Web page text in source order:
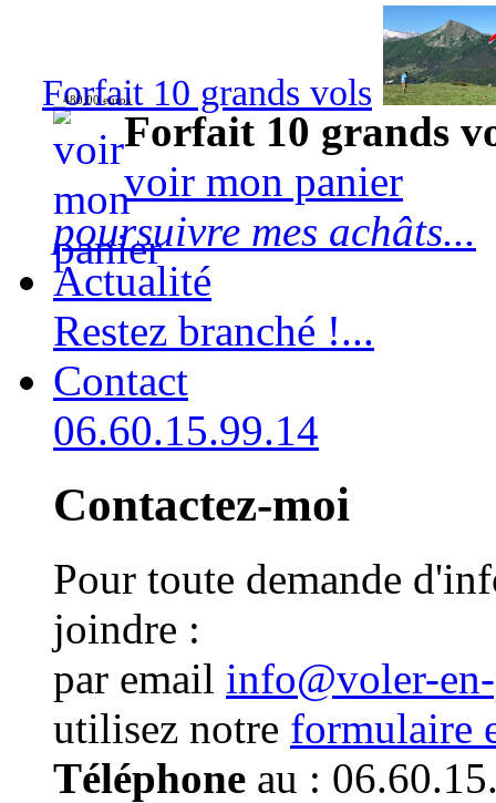
Forfait 10 grands vols
480,00 euros
Forfait 10 grands
voir mon panier
poursuivre mes achâts...
Actualité
Restez branché !...
Contact
06.60.15.99.14
Contactez-moi
Pour toute demande
joindre :
par email info@voler-
utilisez notre formulaire
Téléphone au :